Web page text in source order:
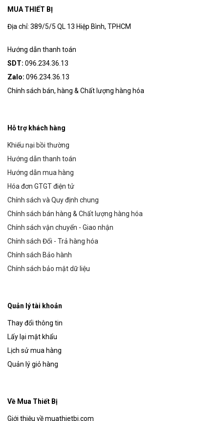
MUA THIẾT BỊ
Địa chỉ: 389/5/5 QL 13 Hiệp Bình, TPHCM
Hướng dẫn thanh toán
SDT: 096.234.36.13
Zalo: 096.234.36.13
Chính sách bán, hàng & Chất lượng hàng hóa
Hỗ trợ khách hàng
Khiếu nại bồi thường
Hướng dẫn thanh toán
Hướng dẫn mua hàng
Hóa đơn GTGT điện tử
Chính sách và Quy định chung
Chính sách bán hàng & Chất lượng hàng hóa
Chính sách vận chuyển - Giao nhận
Chính sách Đổi - Trả hàng hóa
Chính sách Bảo hành
Chính sách bảo mật dữ liệu
Quản lý tài khoản
Thay đổi thông tin
Lấy lại mật khẩu
Lịch sử mua hàng
Quản lý giỏ hàng
Về Mua Thiết Bị
Giới thiệu về muathietbi.com